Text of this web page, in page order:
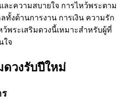
ละความสบายใจ การไหว้พระตาม
ทั้งด้านการงาน การเงิน ความรัก
พระเสริมดวงนี้เหมาะสำหรับผู้ที่
ใจ
ดวงรับปีใหม่